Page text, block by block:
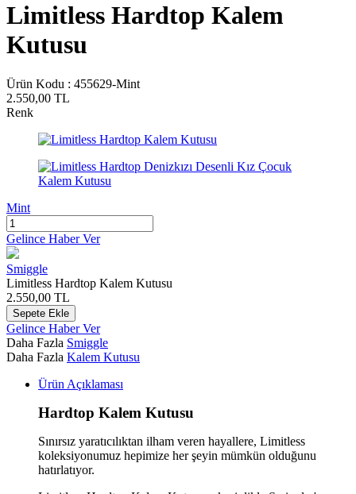
Limitless Hardtop Kalem
Kutusu
Ürün Kodu : 455629-Mint
2.550,00 TL
Renk
Mint
Gelince Haber Ver
Smiggle
Limitless Hardtop Kalem Kutusu
2.550,00 TL
Sepete Ekle
Gelince Haber Ver
Daha Fazla Smiggle
Daha Fazla Kalem Kutusu
Ürün Açıklaması
Hardtop Kalem Kutusu
Sınırsız yaratıcılıktan ilham veren hayallere, Limitless
koleksiyonumuz hepimize her şeyin mümkün olduğunu
hatırlatıyor.